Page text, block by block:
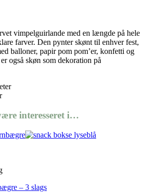
vimpelguirlande med en længde på hele
farver. Den pynter skønt til enhver fest,
balloner, papir pom pom’er, konfetti og
også skøn som dekoration på
interesseret i…
– 3 slags